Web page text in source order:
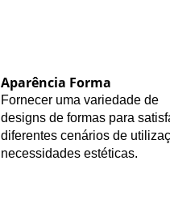
Aparência Forma
Fornecer uma variedade de
designs de formas para
diferentes cenários de
necessidades estéticas.